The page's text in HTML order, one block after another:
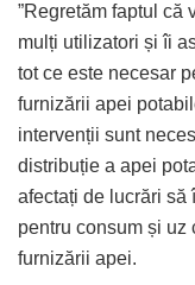
”Regretăm faptul că
mulți utilizatori și îi
tot ce este necesar
furnizării apei
intervenții sunt
distribuție a apei
afectați de lucrări să
pentru consum și uz
furnizării apei.